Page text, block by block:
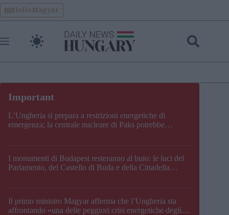
Skip
to
content
HelloMagyar
L’Ungheria si prepara a restrizioni energetiche di
emergenza; la centrale nucleare di Paks potrebbe
I monumenti di Budapest resteranno al buio: le luci del
Parlamento, del Castello di Buda e della Cittadella
Il primo ministro Magyar afferma che l’Ungheria sta
affrontando «una delle peggiori crisi energetiche degli